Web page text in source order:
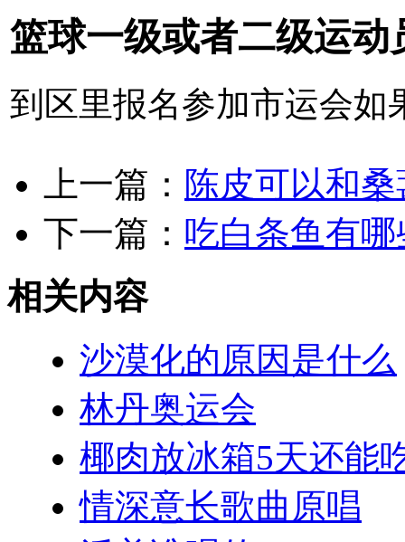
篮球一级或者二级运动
到区里报名参加市运会如
上一篇： 陈皮可以和
下一篇： 吃白条鱼有
相关内容
沙漠化的原因是什么
林丹奥运会
椰肉放冰箱5天还能
情深意长歌曲原唱